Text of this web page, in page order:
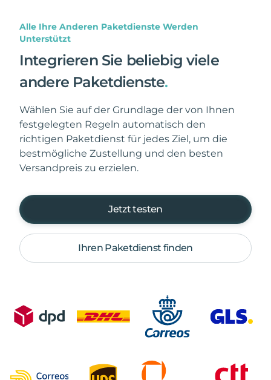
Alle Ihre Anderen Paketdienste Werden
Unterstützt
Integrieren Sie beliebig viele
andere Paketdienste.
Wählen Sie auf der Grundlage der von Ihnen
festgelegten Regeln automatisch den
richtigen Paketdienst für jedes Ziel, um die
bestmögliche Zustellung und den besten
Versandpreis zu erzielen.
Jetzt testen
Ihren Paketdienst finden